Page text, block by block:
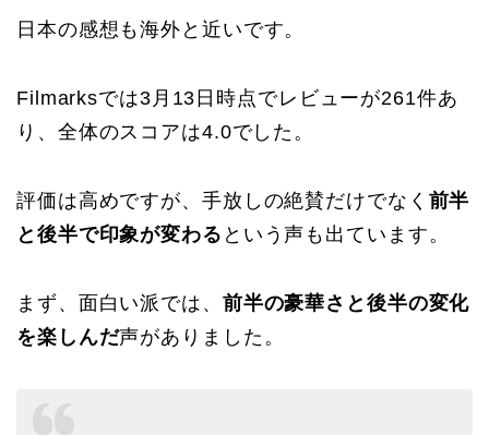
日本の感想も海外と近いです。
Filmarksでは3月13日時点でレビューが261件あ
り、全体のスコアは4.0でした。
評価は高めですが、手放しの絶賛だけでなく 前半
と後半で印象が変わる という声も出ています。
まず、面白い派では、 前半の豪華さと後半の変化
を楽しんだ声がありました。